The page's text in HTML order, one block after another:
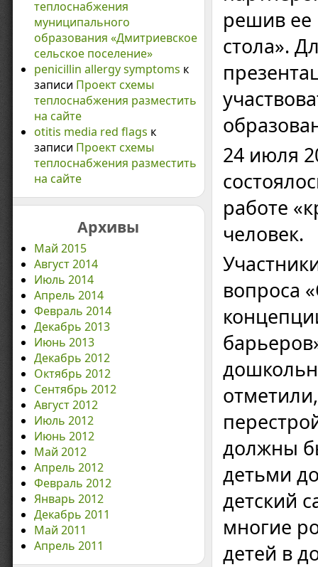
теплоснабжения
муниципального
образования «Дмитриевское
сельское поселение»
penicillin allergy symptoms к
записи Проект схемы
теплоснабжения разместить
на сайте
otitis media red flags к
записи Проект схемы
теплоснабжения разместить
на сайте
Архивы
Май 2015
Август 2014
Июль 2014
Апрель 2014
Февраль 2014
Декабрь 2013
Июнь 2013
Декабрь 2012
Октябрь 2012
Сентябрь 2012
Август 2012
Июль 2012
Июнь 2012
Май 2012
Апрель 2012
Февраль 2012
Январь 2012
Декабрь 2011
Май 2011
Апрель 2011
решив ее
стола».
24 июля
работе
человек.
вопроса
должны
детьми
детский
многие
детей в